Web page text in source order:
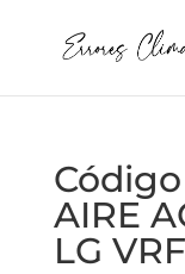
AIRE
LG